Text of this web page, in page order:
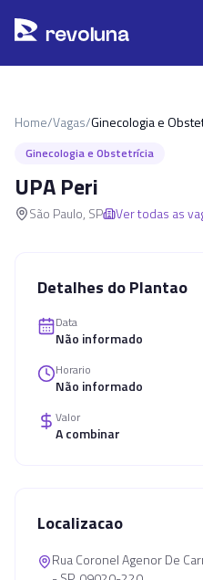
revoluna
Home/Vagas/Ginecologia e
Ginecologia e Obstetrícia
UPA Peri
São Paulo, SP Ver todas as
Detalhes do Plantao
Data
Não informado
Horario
Não informado
Valor
A combinar
Localizacao
Rua Coronel Agenor De